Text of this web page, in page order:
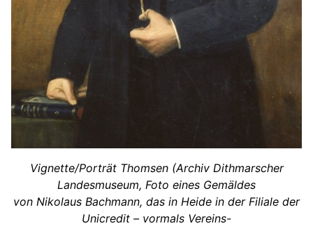
Vignette/Porträt Thomsen (Archiv Dithmarscher
Landesmuseum, Foto eines Gemäldes
von Nikolaus Bachmann, das in Heide in der Filiale der
Unicredit – vormals Vereins-